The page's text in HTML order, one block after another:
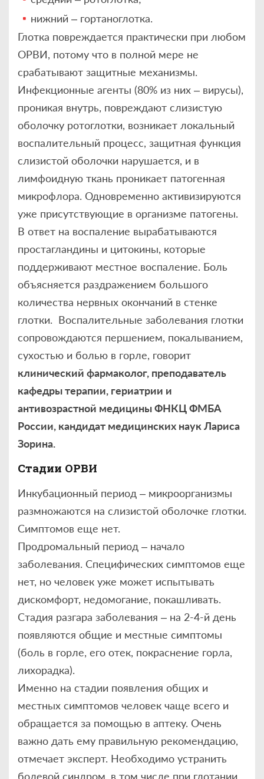
нижний – гортаноглотка.
Глотка повреждается практически при любом
ОРВИ, потому что в полной мере не
срабатывают защитные механизмы.
Инфекционные агенты (80% из них – вирусы),
проникая внутрь, повреждают слизистую
оболочку ротоглотки, возникает локальный
воспалительный процесс, защитная функция
слизистой оболочки нарушается, и в
лимфоидную ткань проникает патогенная
микрофлора. Одновременно активизируются
уже присутствующие в организме патогены.
В ответ на воспаление вырабатываются
простагландины и цитокины, которые
поддерживают местное воспаление. Боль
объясняется раздражением большого
количества нервных окончаний в стенке
глотки. Воспалительные заболевания глотки
сопровождаются першением, покалыванием,
сухостью и болью в горле, говорит
клинический фармаколог, преподаватель
кафедры терапии, гериатрии и
антивозрастной медицины ФНКЦ ФМБА
России, кандидат медицинских наук Лариса
Зорина.
Стадии ОРВИ
Инкубационный период – микроорганизмы
размножаются на слизистой оболочке глотки.
Симптомов еще нет.
Продромальный период – начало
заболевания. Специфических симптомов еще
нет, но человек уже может испытывать
дискомфорт, недомогание, покашливать.
Стадия разгара заболевания – на 2-4-й день
появляются общие и местные симптомы
(боль в горле, его отек, покраснение горла,
лихорадка).
Именно на стадии появления общих и
местных симптомов человек чаще всего и
обращается за помощью в аптеку. Очень
важно дать ему правильную рекомендацию,
отмечает эксперт. Необходимо устранить
болевой синдром, в том числе при глотании,